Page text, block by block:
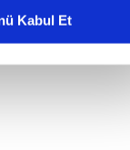
Bu
sunulması
yönelik
Kabul Et